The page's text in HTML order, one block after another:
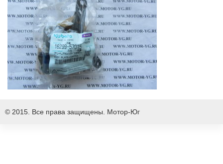
© 2015. Все права защищены. Мотор-Юг